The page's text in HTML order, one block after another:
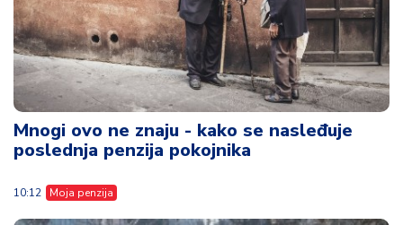
Mnogi ovo ne znaju - kako se nasleđuje
poslednja penzija pokojnika
10:12 Moja penzija